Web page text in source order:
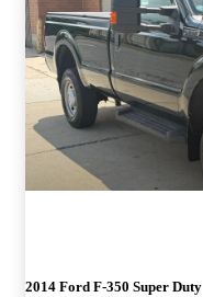
2014 Ford F-350 Super Duty